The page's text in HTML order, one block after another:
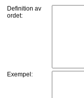
Definition av
ordet:
Exempel: